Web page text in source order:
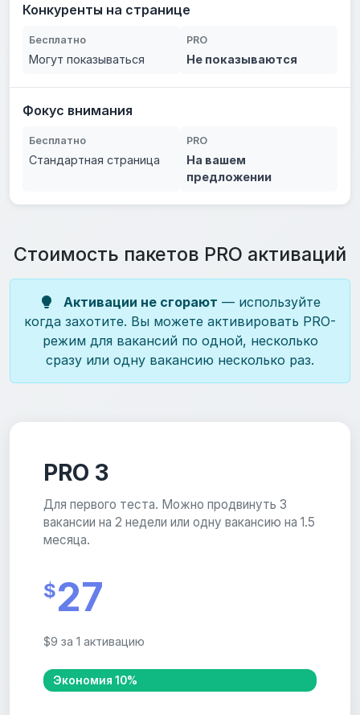
Конкуренты на странице
Бесплатно
Могут показываться
PRO
Не показываются
Фокус внимания
Бесплатно
Стандартная страница
PRO
На вашем
предложении
Стоимость пакетов PRO активаций
Активации не сгорают — используйте
когда захотите. Вы можете активировать PRO-
режим для вакансий по одной, несколько
сразу или одну вакансию несколько раз.
PRO 3
Для первого теста. Можно продвинуть 3
вакансии на 2 недели или одну вакансию на 1.5
месяца.
$27
$9 за 1 активацию
Экономия 10%